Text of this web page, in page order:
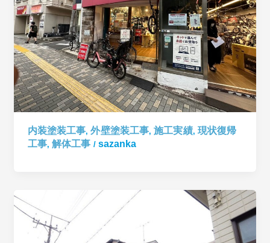
内装塗装工事,外壁塗装工事,施工実績, 現状復帰
工事, 解体工事 / sazanka